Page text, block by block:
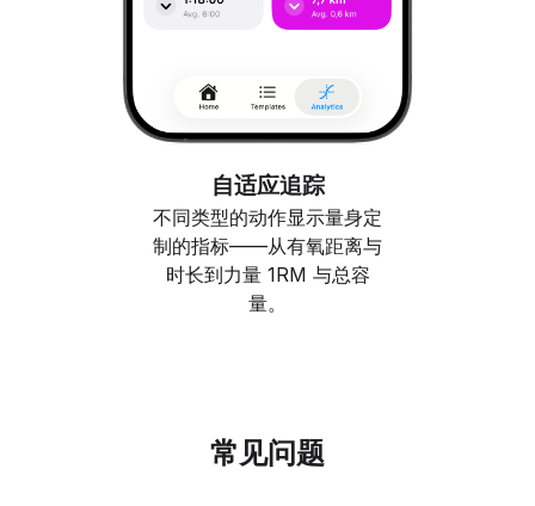
自适应追踪
不同类型的动作显示量身定
制的指标——从有氧距离与
时长到力量 1RM 与总容
量。
常见问题